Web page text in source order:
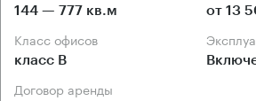
144 — 777 кв.м от 13
Класс офисов
класс B
Договор аренды